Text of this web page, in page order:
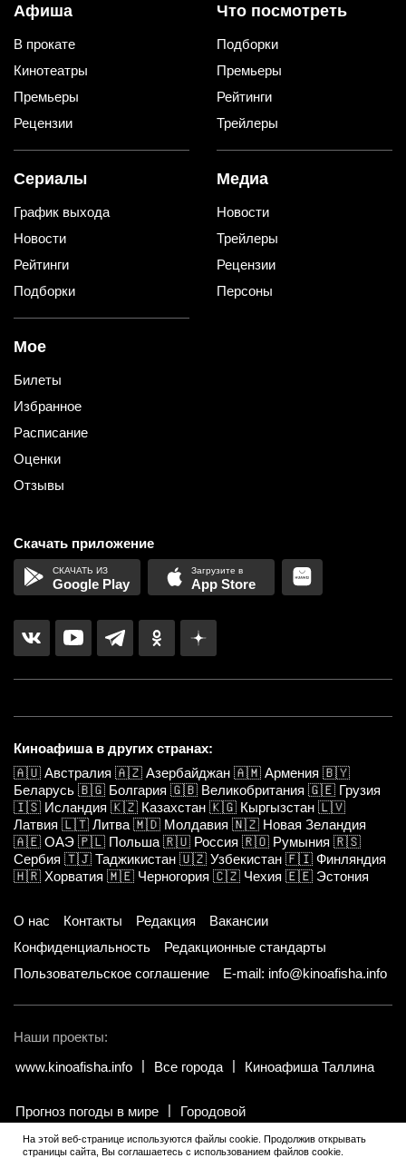
Афиша
В прокате
Кинотеатры
Премьеры
Рецензии
Что посмотреть
Подборки
Премьеры
Рейтинги
Трейлеры
Сериалы
График выхода
Новости
Рейтинги
Подборки
Медиа
Новости
Трейлеры
Рецензии
Персоны
Мое
Билеты
Избранное
Расписание
Оценки
Отзывы
Скачать приложение
Google Play App Store
Киноафиша в других странах:
🇦🇺 Австралия 🇦🇿 Азербайджан 🇦🇲 Армения 🇧🇾
Беларусь 🇧🇬 Болгария 🇬🇧 Великобритания 🇬🇪 Грузия
🇮🇸 Исландия 🇰🇿 Казахстан 🇰🇬 Кыргызстан 🇱🇻
Латвия 🇱🇹 Литва 🇲🇩 Молдавия 🇳🇿 Новая Зеландия
🇦🇪 ОАЭ 🇵🇱 Польша 🇷🇺 Россия 🇷🇴 Румыния 🇷🇸
Сербия 🇹🇯 Таджикистан 🇺🇿 Узбекистан 🇫🇮 Финляндия
🇭🇷 Хорватия 🇲🇪 Черногория 🇨🇿 Чехия 🇪🇪 Эстония
О нас Контакты Редакция
Вакансии
Конфиденциальность
Редакционные стандарты
Пользовательское соглашение
E-mail: info@kinoafisha.info
Наши проекты:
www.kinoafisha.info
Все города Киноафиша Таллина
Прогноз погоды в мире Городовой
© 2002-2026 Все права и материалы принадлежат «Киноафиша».
На этой веб-странице используются файлы cookie. Продолжив открывать
страницы сайта, Вы соглашаетесь с использованием файлов cookie.